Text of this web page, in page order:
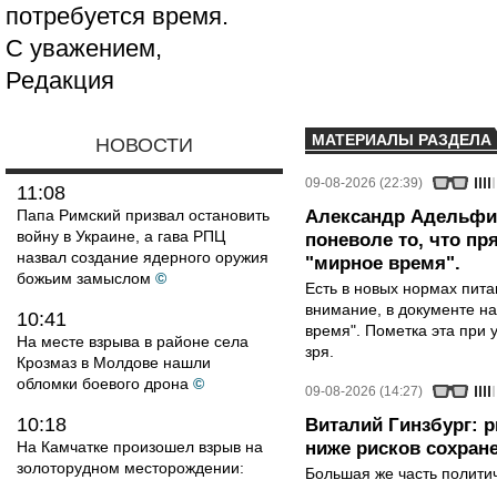
потребуется время.
С уважением,
Редакция
НОВОСТИ
11:08
Папа Римский призвал остановить
войну в Украине, а гава РПЦ
назвал создание ядерного оружия
божьим замыслом ©
10:41
На месте взрыва в районе села
Крозмаз в Молдове нашли
обломки боевого дрона ©
10:18
На Камчатке произошел взрыв на
золоторудном месторождении:
МАТЕРИАЛЫ РАЗДЕЛА
09-08-2026 (22:39)
Александр
поневоле то, что
"мирное время".
Есть в новых нормах
внимание, в документе
время". Пометка эта при
зря.
09-08-2026 (14:27)
Виталий Гинзбург:
ниже рисков
Большая же часть